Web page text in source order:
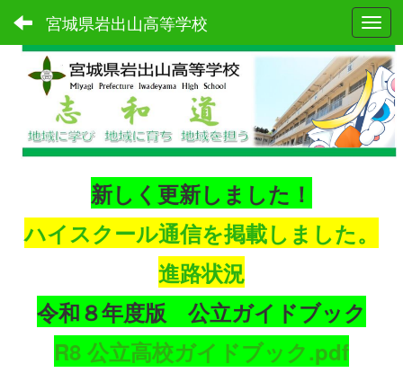
宮城県岩出山高等学校
新しく更新しました！
ハイスクール通信を掲載しました。
進路状況
令和８年度版 公立ガイドブック
R8 公立高校ガイドブック.pdf